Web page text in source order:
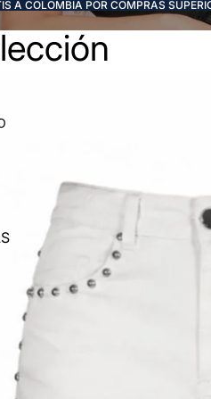
A COLOMBIA POR COMPRAS